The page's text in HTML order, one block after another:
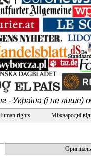
- Україна (і не лише)
rights Міжнародні